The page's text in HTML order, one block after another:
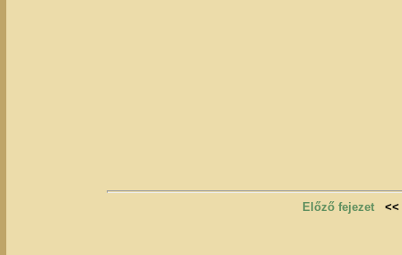
Előző fejezet <<